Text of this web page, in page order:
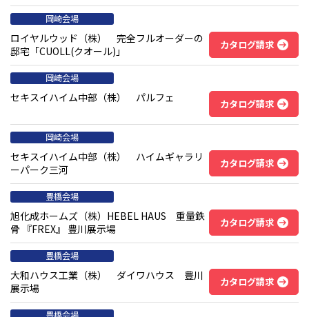
岡崎会場
ロイヤルウッド（株） 完全フルオーダーの
邸宅「CUOLL(クオール)」
カタログ請求
岡崎会場
セキスイハイム中部（株） パルフェ カタログ請求
岡崎会場
セキスイハイム中部（株） ハイムギャラリ
ーパーク三河
カタログ請求
豊橋会場
旭化成ホームズ（株）HEBEL HAUS 重量鉄
骨 『FREX』 豊川展示場
カタログ請求
豊橋会場
大和ハウス工業（株） ダイワハウス 豊川
展示場
カタログ請求